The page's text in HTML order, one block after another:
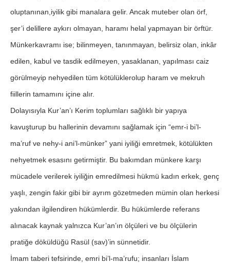
oluptanınan,iyilik gibi manalara gelir. Ancak muteber olan örf,
şer’i delillere aykırı olmayan, haramı helal yapmayan bir örftür.
Münkerkavramı ise; bilinmeyen, tanınmayan, belirsiz olan, inkâr
edilen, kabul ve tasdik edilmeyen, yasaklanan, yapılması caiz
görülmeyip nehyedilen tüm kötülüklerolup haram ve mekruh
fiillerin tamamını içine alır.
Dolayısıyla Kur’an’ı Kerim toplumları sağlıklı bir yapıya
kavuşturup bu hallerinin devamını sağlamak için “emr-i bi’l-
ma’ruf ve nehy-i ani’l-münker” yani iyiliği emretmek, kötülükten
nehyetmek esasını getirmiştir. Bu bakımdan münkere karşı
mücadele verilerek iyiliğin emredilmesi hükmü kadın erkek, genç
yaşlı, zengin fakir gibi bir ayrım gözetmeden mümin olan herkesi
yakından ilgilendiren hükümlerdir. Bu hükümlerde referans
alınacak kaynak yalnızca Kur’an’ın ölçüleri ve bu ölçülerin
pratiğe döküldüğü Rasül (sav)’in sünnetidir.
İmam taberi tefsirinde, emri bi’l-ma’rufu; insanları İslam